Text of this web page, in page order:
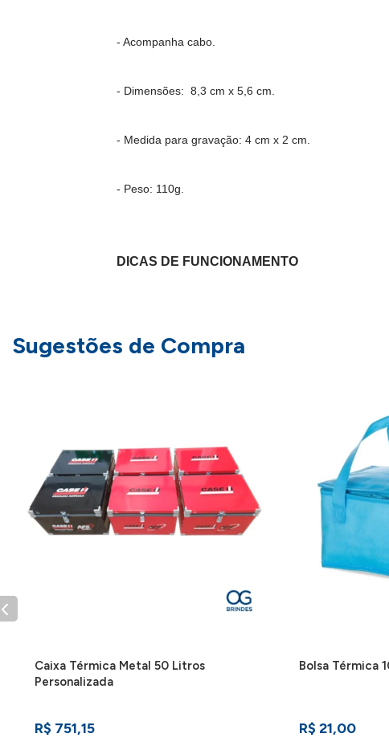
- Acompanha cabo.
- Dimensões: 8,3 cm x 5,6 cm.
- Medida para gravação: 4 cm x 2 cm.
- Peso: 110g.
DICAS DE FUNCIONAMENTO
completa a luz se apagará.
também serve para aumentar o volume, basta
IMPORTANTE:
Consulte a aba personalização para
Sugestões de Compra
Caixa Térmica Metal 50 Litros
Personalizada
R$ 751,15
Bolsa Térmica
R$ 21,00